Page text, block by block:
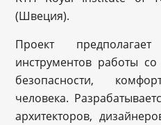
(Швеция).
Проект
инструментов работы
безопасности,
человека.
архитекторов,